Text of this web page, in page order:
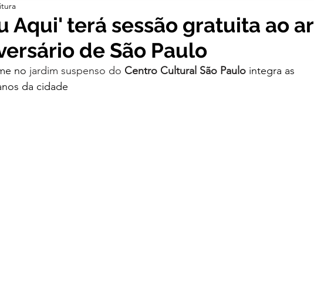
Aqui' terá sessão gratuita ao ar
de São Paulo
no jardim suspenso do Centro Cultural São Paulo integra as
da cidade